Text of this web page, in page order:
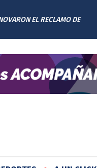
EL RECLAMO DE